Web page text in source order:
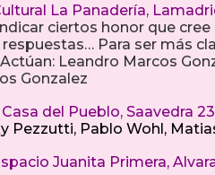
La Panadería,
ciertos honor que
Para ser más
Leandro Marcos
Gonzalez
del Pueblo, Saavedra
Pablo Wohl,
Juanita Primera,